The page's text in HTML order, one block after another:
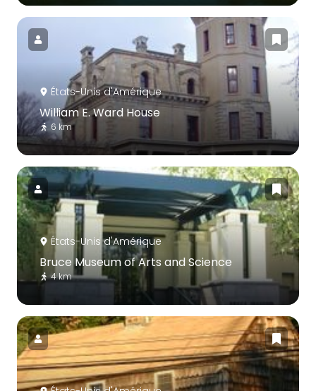
États-Unis d'Amérique
William E. Ward House
6 km
États-Unis d'Amérique
Bruce Museum of Arts and Science
4 km